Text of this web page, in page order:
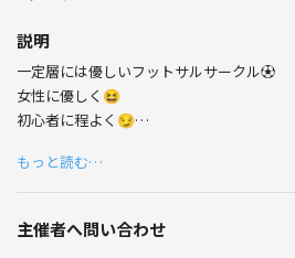
説明
一定層には優しいフットサルサークル⚽️
女性に優しく😆
初心者に程よく😏
参加希望、問い合わせなど気軽にDMくだ
もっと読む…
主催者へ問い合わせ